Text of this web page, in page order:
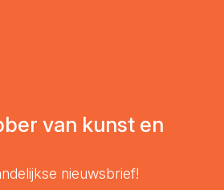
van kunst en
nieuwsbrief!